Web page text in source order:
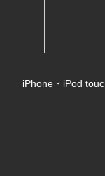
iPhone・iPod